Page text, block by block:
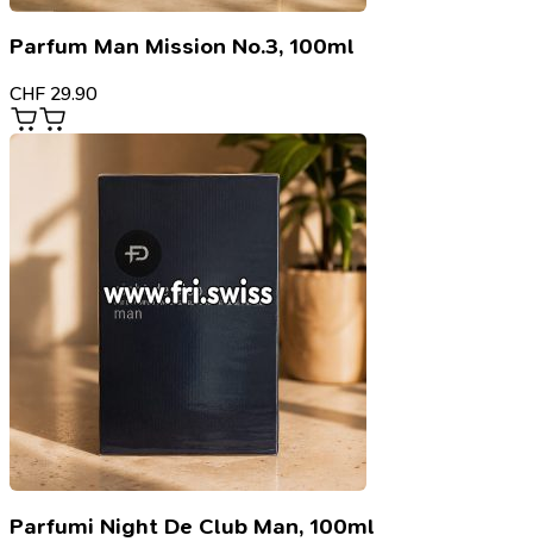
Parfum Man Mission No.3, 100ml
CHF 29.90
Parfumi Night De Club Man, 100ml